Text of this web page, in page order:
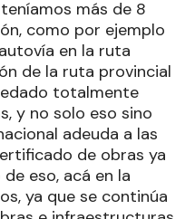
más de 8
como por ejemplo
en la ruta
de la ruta provincial
totalmente
y no solo eso sino
adeuda a las
de obras ya
eso, acá en la
ya que se continúa